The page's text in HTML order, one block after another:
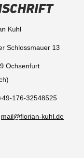
Kuhl
Schlossmauer 13
Ochsenfurt
176-32548525
mail@florian-kuhl.de